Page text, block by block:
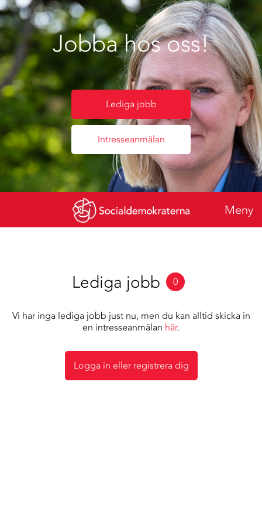
Jobba hos oss!
Lediga jobb
Intresseanmälan
Meny
Lediga jobb 0
Vi har inga lediga jobb just nu, men du kan alltid skicka in
en intresseanmälan här.
Logga in eller registrera dig